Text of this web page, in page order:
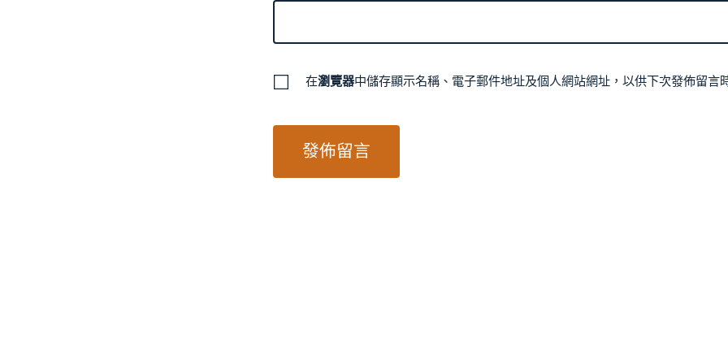
在瀏覽器中儲存顯示名稱、電子郵件地址及個人網站網址，以供下次發佈留言